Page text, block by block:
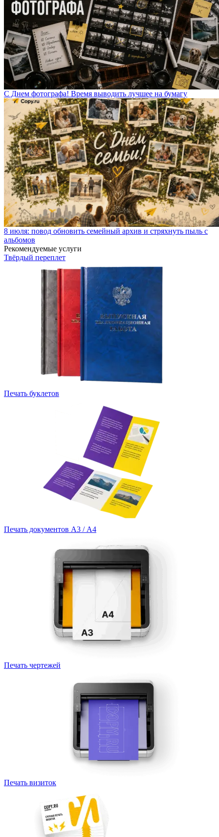
С Днем фотографа! Время выводить лучшее на бумагу
8 июля: повод обновить семейный архив и стряхнуть пыль с
альбомов
Рекомендуемые услуги
Твёрдый переплет
Печать буклетов
Печать документов А3 / А4
Печать чертежей
Печать визиток